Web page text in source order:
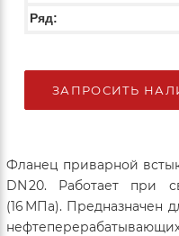
Ряд:
ЗАПРОСИТЬ
Фланец приварной
DN 20. Работает при
(16 МПа). Предназначен